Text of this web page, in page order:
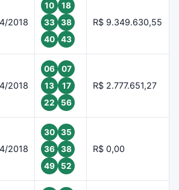
2018
10
18
33
38
40
43
R$ 9.349.630,55
2018
06
07
13
17
22
56
R$ 2.777.651,27
2018
30
35
36
38
49
52
R$ 0,00